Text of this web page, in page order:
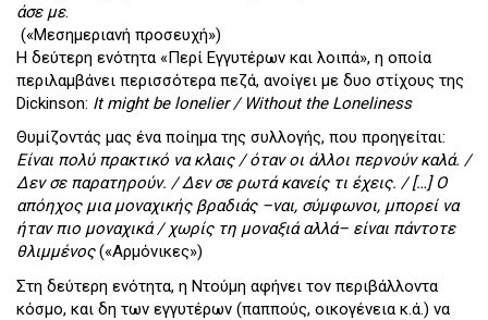
άσε με.
(«Μεσημεριανή προσευχή»)
Η δεύτερη ενότητα «Περί Εγγυτέρων και λοιπά», η οποία
περιλαμβάνει περισσότερα πεζά, ανοίγει με δυο στίχους της
Dickinson: It might be lonelier / Without the Loneliness
Θυμίζοντάς μας ένα ποίημα της συλλογής, που προηγείται:
Είναι πολύ πρακτικό να κλαις / όταν οι άλλοι περνούν καλά. /
Δεν σε παρατηρούν. / Δεν σε ρωτά κανείς τι έχεις. / […] Ο
απόηχος μια μοναχικής βραδιάς –ναι, σύμφωνοι, μπορεί να
ήταν πιο μοναχικά / χωρίς τη μοναξιά αλλά– είναι πάντοτε
θλιμμένος(«Αρμόνικες»)
Στη δεύτερη ενότητα, η Ντούμη αφήνει τον περιβάλλοντα
κόσμο, και δη των εγγυτέρων (παππούς, οικογένεια κ.ά.) να